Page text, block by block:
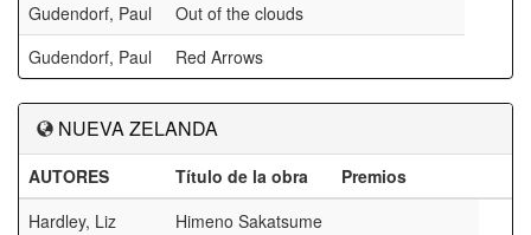
Gudendorf, Paul
Out of the clouds
Gudendorf, Paul
Red Arrows
NUEVA ZELANDA
AUTORES Título de la obra
Premios
Hardley, Liz
Himeno Sakatsume